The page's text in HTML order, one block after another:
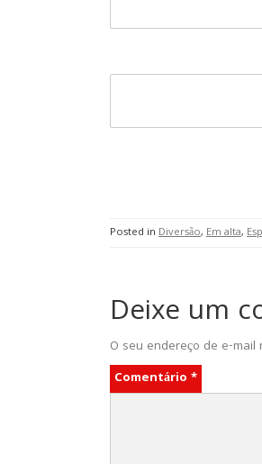
Posted in Diversão, Em alta,
Deixe um
O seu endereço de e-mail
Comentário *